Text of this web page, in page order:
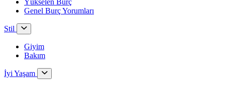
Yükselen Burç
Genel Burç Yorumları
Stil
Giyim
Bakım
İyi Yaşam